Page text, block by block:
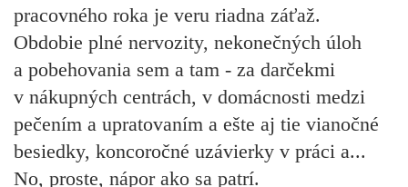
pracovného roka je veru riadna záťaž.
Obdobie plné nervozity, nekonečných úloh
a pobehovania sem a tam - za darčekmi
v nákupných centrách, v domácnosti medzi
pečením a upratovaním a ešte aj tie vianočné
besiedky, koncoročné uzávierky v práci a...
No, proste, nápor ako sa patrí.